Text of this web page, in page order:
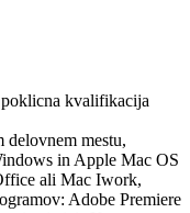
kvalifikacija
delovnem mestu,
in Apple Mac OS
ali Mac Iwork,
Adobe Premiere